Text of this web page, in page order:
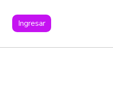
Ingresar